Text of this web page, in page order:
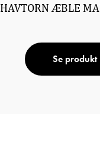
HAVTORN ÆBLE
Se produkt